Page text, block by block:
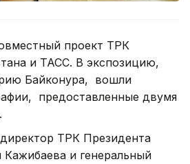
проект ТРК
и ТАСС. В экспозицию,
Байконура, вошли
предоставленные двумя
ТРК Президента
Кажибаева и генеральный